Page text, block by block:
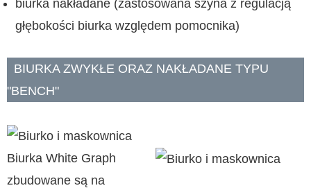
biurka nakładane (zastosowana szyna z regulacją
głębokości biurka względem pomocnika)
BIURKA ZWYKŁE ORAZ NAKŁADANE TYPU
"BENCH"
Biurka White Graph
zbudowane są na